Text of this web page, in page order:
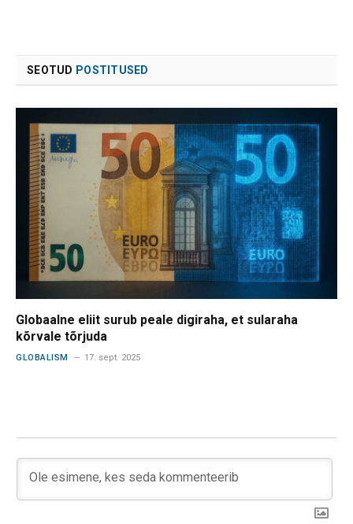
SEOTUD POSTITUSED
Globaalne eliit surub peale digiraha, et sularaha
kõrvale tõrjuda
GLOBALISM 17. sept. 2025